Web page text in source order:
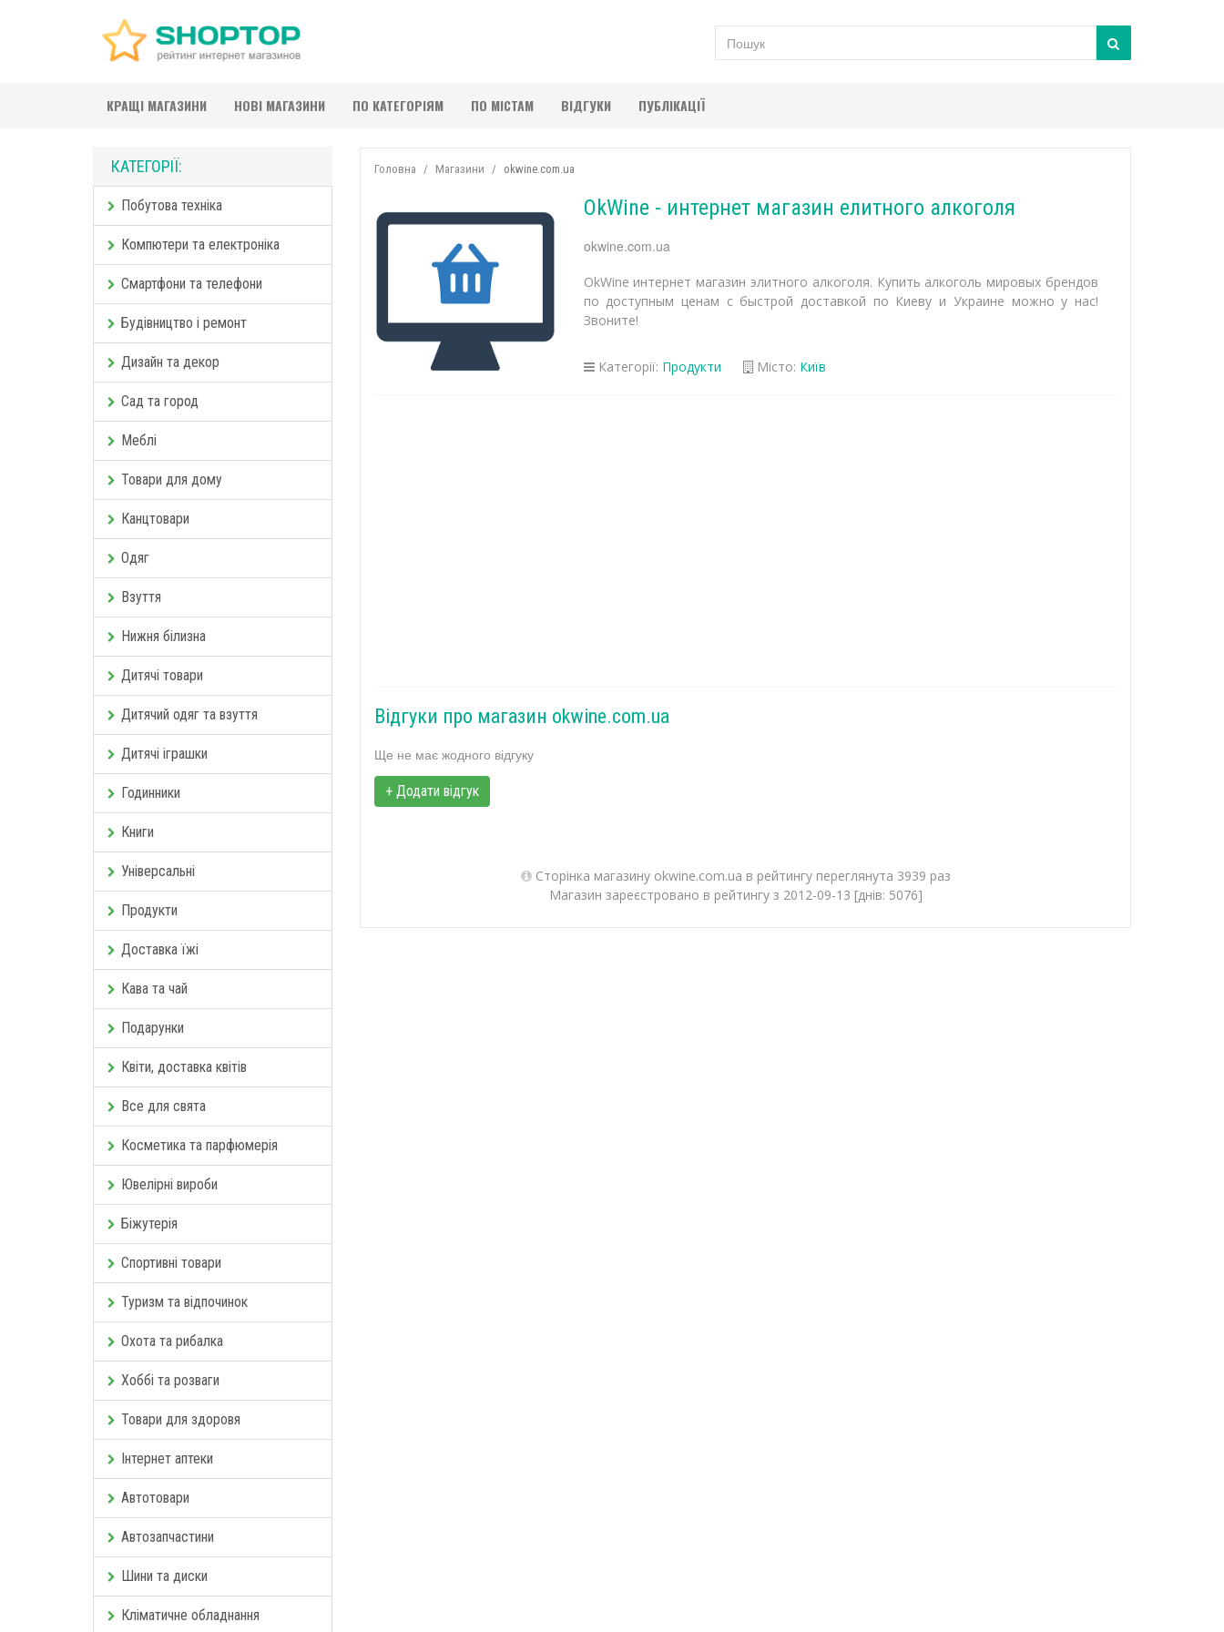
КРАЩІ МАГАЗИНИ НОВІ МАГАЗИНИ ПО КАТЕГОРІЯМ ПО МІСТАМ ВІДГУКИ ПУБЛІКАЦІЇ
КАТЕГОРІЇ:
Побутова техніка
Компютери та електроніка
Смартфони та телефони
Будівництво і ремонт
Дизайн та декор
Сад та город
Меблі
Товари для дому
Канцтовари
Одяг
Взуття
Нижня білизна
Дитячі товари
Дитячий одяг та взуття
Дитячі іграшки
Годинники
Книги
Універсальні
Продукти
Доставка їжі
Кава та чай
Подарунки
Квіти, доставка квітів
Все для свята
Косметика та парфюмерія
Ювелірні вироби
Біжутерія
Спортивні товари
Туризм та відпочинок
Охота та рибалка
Хоббі та розваги
Товари для здоровя
Інтернет аптеки
Автотовари
Автозапчастини
Шини та диски
Кліматичне обладнання
Головна Магазини okwine.com.ua
OkWine - интернет магазин елитного алкоголя
okwine.com.ua
OkWine интернет магазин элитного алкоголя. Купить алкоголь мировых брендов
по доступным ценам с быстрой доставкой по Киеву и Украине можно у нас!
Звоните!
Категорії: Продукти Місто: Київ
Відгуки про магазин okwine.com.ua
Ще не має жодного відгуку
+ Додати відгук
Сторінка магазину okwine.com.ua в рейтингу переглянута 3939 раз
Магазин зареєстровано в рейтингу з 2012-09-13 [днів: 5076]